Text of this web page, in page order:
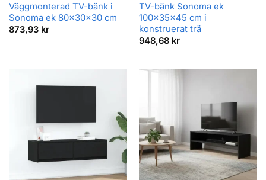
Väggmonterad TV-bänk i
Sonoma ek 80x30x30 cm
873,93 kr
TV-bänk Sonoma ek
100x35x45 cm i
konstruerat trä
948,68 kr